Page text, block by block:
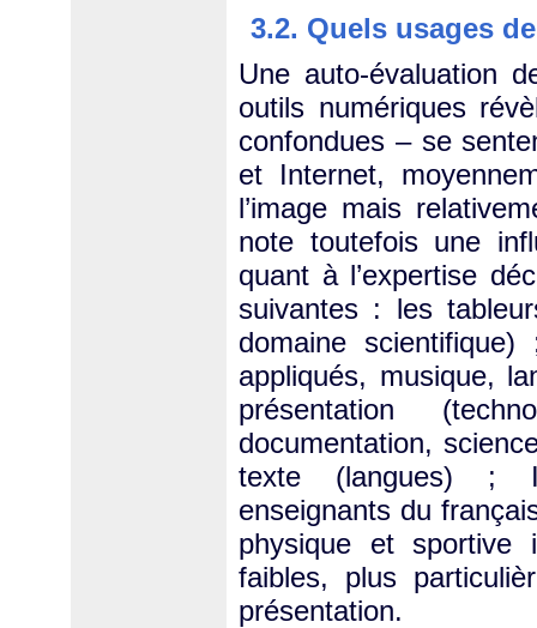
3.2. Quels usages
Une auto-évaluation
outils numériques
confondues – se
et Internet,
l’image mais
note toutefois une
quant à l’expertise
suivantes : les
domaine
appliqués, musique,
présentation
documentation,
texte (langues) ;
enseignants du
physique et sportive
faibles, plus
présentation.